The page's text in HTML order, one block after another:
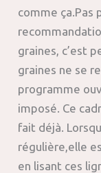
comme ça.Pas
graines, c’est
graines ne se
programme
imposé. Ce
fait déjà.
régulière,elle
en lisant ces